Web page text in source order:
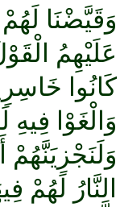
وَقَيَّضْنَا
عَلَيْهِمُ